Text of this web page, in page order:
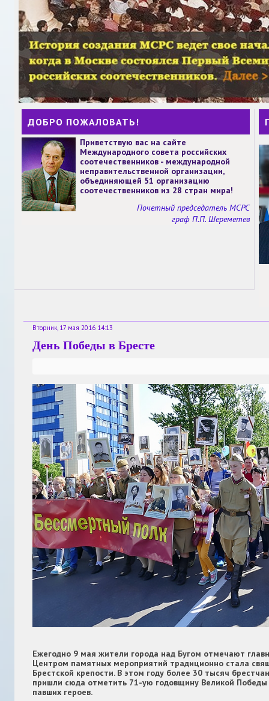
ДОБРО ПОЖАЛОВАТЬ!
Приветствую вас на сайте
Международного совета российских
соотечественников - международной
неправительственной организации,
объединяющей 51 организацию
соотечественников из 28 стран мира!
Почетный председатель МСРС
граф П.П. Шереметев
Вторник, 17 мая 2016 14:13
День Победы в Бресте
Ежегодно 9 мая жители города над Бугом отмечают
Центром памятных мероприятий традиционно стала
Брестской крепости. В этом году более 30 тысяч
пришли сюда отметить 71-ую годовщину Великой
павших героев.